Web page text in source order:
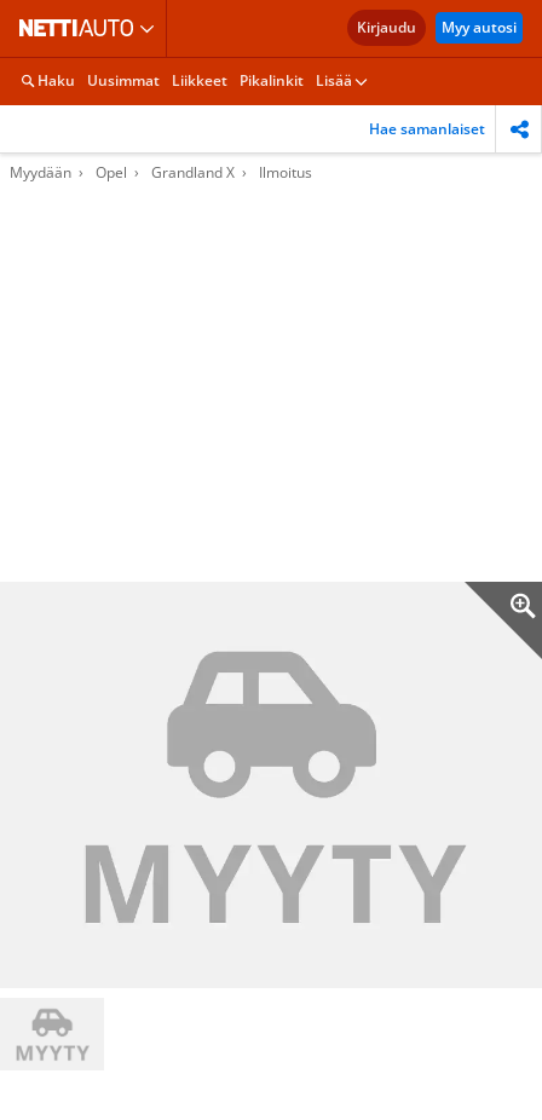
Kirjaudu Myy autosi
Haku Uusimmat Liikkeet Pikalinkit Lisää
Hae samanlaiset
Myydään Opel Grandland X Ilmoitus